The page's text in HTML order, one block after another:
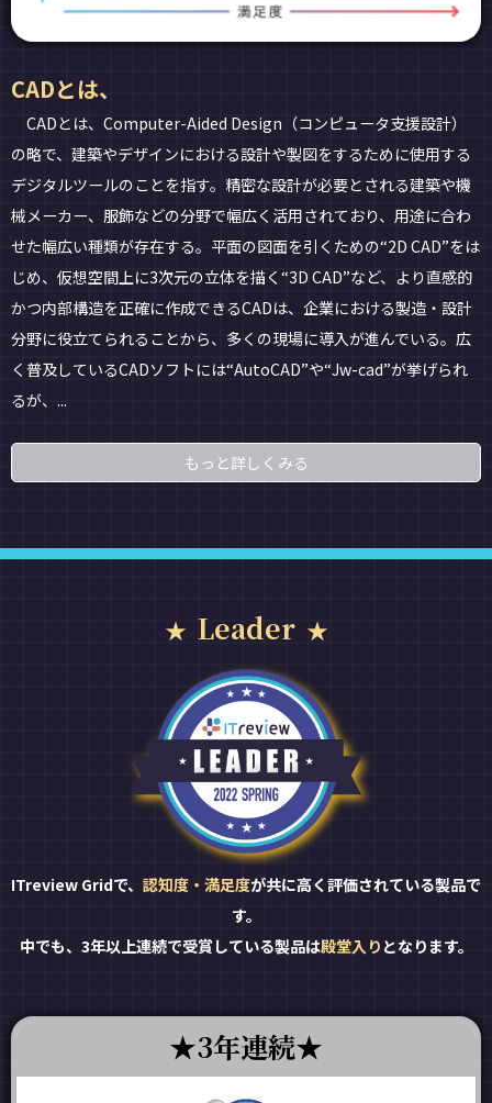
CADとは、
CADとは、Computer-Aided Design（コンピュータ支援設計）
の略で、建築やデザインにおける設計や製図をするために使用する
デジタルツールのことを指す。精密な設計が必要とされる建築や機
械メーカー、服飾などの分野で幅広く活用されており、用途に合わ
せた幅広い種類が存在する。平面の図面を引くための“2D CAD”をは
じめ、仮想空間上に3次元の立体を描く“3D CAD”など、より直感的
かつ内部構造を正確に作成できるCADは、企業における製造・設計
分野に役立てられることから、多くの現場に導入が進んでいる。広
く普及しているCADソフトには“AutoCAD”や“Jw-cad”が挙げられ
るが、...
もっと詳しくみる
Leader
ITreview Gridで、 認知度・満足度が共に高く評価されている製品で
す。
中でも、3年以上連続で受賞している製品は殿堂入り となります。
3年連続